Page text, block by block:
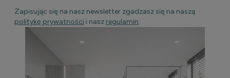
Zapisując się na nasz newsletter zgadzasz się na naszą
politykę prywatności i nasz regulamin.